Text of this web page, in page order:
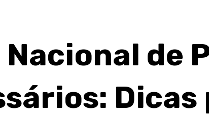
Nacional de
Dicas